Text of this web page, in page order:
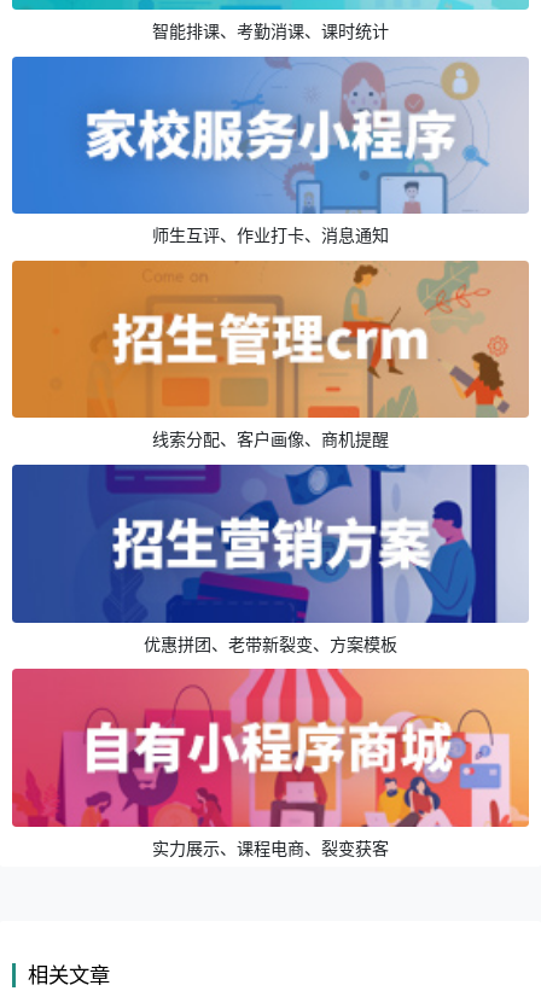
智能排课、考勤消课、课时统计
师生互评、作业打卡、消息通知
线索分配、客户画像、商机提醒
优惠拼团、老带新裂变、方案模板
实力展示、课程电商、裂变获客
相关文章